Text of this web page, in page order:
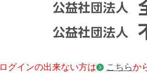
ログインの出来ない方は こちらか